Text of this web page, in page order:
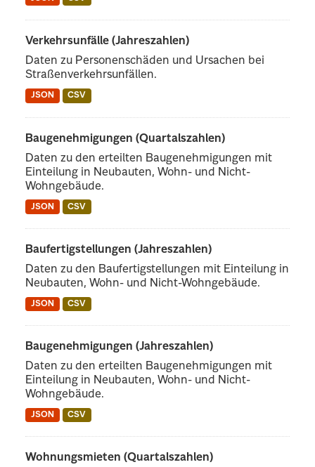
Verkehrsunfälle (Jahreszahlen)
Daten zu Personenschäden und Ursachen bei
Straßenverkehrsunfällen.
JSON CSV
Baugenehmigungen (Quartalszahlen)
Daten zu den erteilten Baugenehmigungen mit
Einteilung in Neubauten, Wohn- und Nicht-
Wohngebäude.
JSON CSV
Baufertigstellungen (Jahreszahlen)
Daten zu den Baufertigstellungen mit Einteilung in
Neubauten, Wohn- und Nicht-Wohngebäude.
JSON CSV
Baugenehmigungen (Jahreszahlen)
Daten zu den erteilten Baugenehmigungen mit
Einteilung in Neubauten, Wohn- und Nicht-
Wohngebäude.
JSON CSV
Wohnungsmieten (Quartalszahlen)